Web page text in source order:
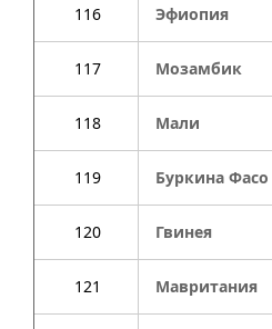
116 Эфиопия
117 Мозамбик
118 Мали
119 Буркина Фасо
120 Гвинея
121 Мавритания